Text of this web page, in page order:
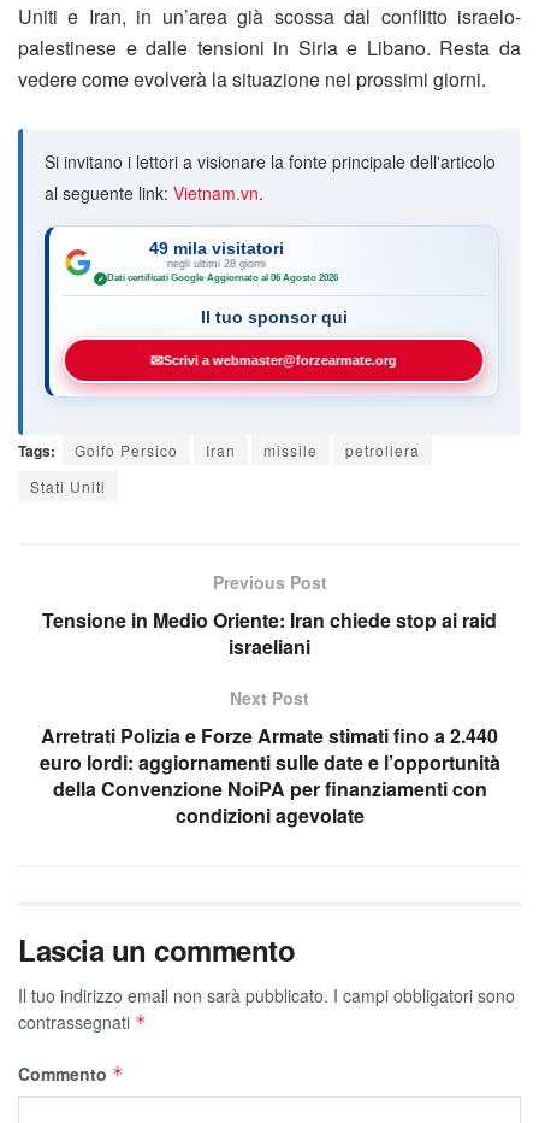
Uniti e Iran, in un’area già scossa dal conflitto israelo-
palestinese e dalle tensioni in Siria e Libano. Resta da
vedere come evolverà la situazione nei prossimi giorni.
Si invitano i lettori a visionare la fonte principale dell'articolo
al seguente link: Vietnam.vn.
49 mila visitatori
negli ultimi 28 giorni
✓ Dati certificati Google·Aggiornato al 06 Agosto 2026
Il tuo sponsor qui
✉Scrivi a webmaster@forzearmate.org
Tags: Golfo Persico Iran missile
petroliera
Stati Uniti
Previous Post
Tensione in Medio Oriente: Iran chiede stop ai raid
israeliani
Next Post
Arretrati Polizia e Forze Armate stimati fino a 2.440
euro lordi: aggiornamenti sulle date e l’opportunità
della Convenzione NoiPA per finanziamenti con
condizioni agevolate
Lascia un commento
Il tuo indirizzo email non sarà pubblicato. I campi obbligatori sono
contrassegnati *
Commento *